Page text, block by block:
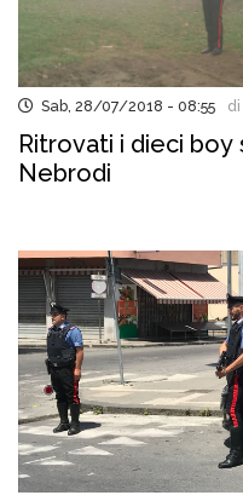
Sab, 28/07/2018 - 08:55
Ritrovati i dieci boy
Nebrodi